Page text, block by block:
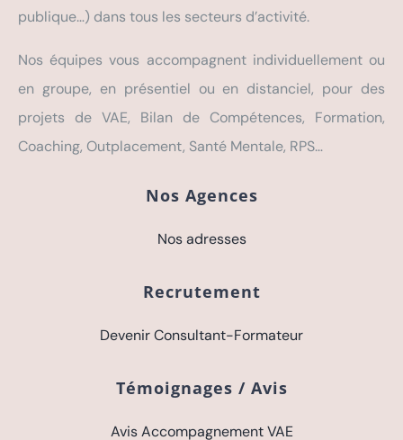
publique…) dans tous les secteurs d’activité.
Nos équipes vous accompagnent individuellement ou
en groupe, en présentiel ou en distanciel, pour des
projets de VAE, Bilan de Compétences, Formation,
Coaching, Outplacement, Santé Mentale, RPS…
Nos Agences
Nos adresses
Recrutement
Devenir Consultant-Formateur
Témoignages / Avis
Avis Accompagnement VAE